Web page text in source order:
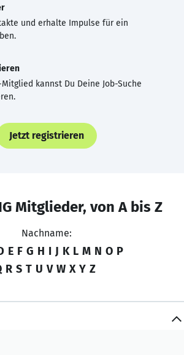
und erhalte Impulse für ein
kannst Du Deine Job-Suche
Jetzt registrieren
Mitglieder, von A bis Z
Nachname:
E F G H I J K L M N O P
R S T U V W X Y Z